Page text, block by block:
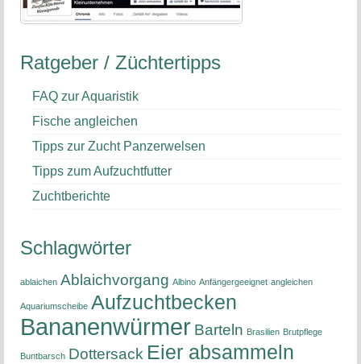
Ratgeber / Züchtertipps
FAQ zur Aquaristik
Fische angleichen
Tipps zur Zucht Panzerwelsen
Tipps zum Aufzuchtfutter
Zuchtberichte
Schlagwörter
ablaichen Ablaichvorgang Albino Anfängergeeignet angleichen
Aquariumscheibe Aufzuchtbecken
Bananenwürmer Barteln Brasilien Brutpflege
Buntbarsch Dottersack Eier absammeln